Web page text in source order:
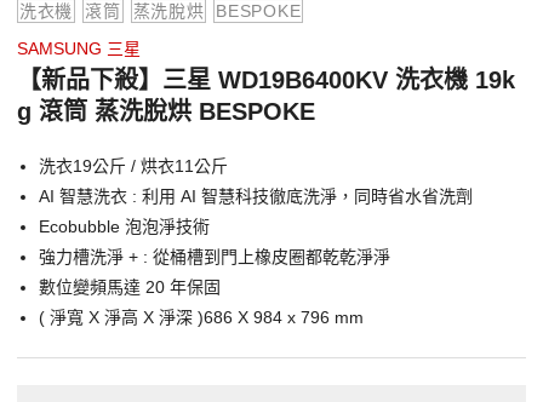
洗衣機 滾筒 蒸洗脫烘
BESPOKE
SAMSUNG 三星
【新品下殺】三星 WD19B6400KV 洗衣機 19k
g 滾筒 蒸洗脫烘 BESPOKE
洗衣19公斤 / 烘衣11公斤
AI 智慧洗衣 : 利用 AI 智慧科技徹底洗淨，同時省水省洗劑
Ecobubble 泡泡淨技術
強力槽洗淨 + : 從桶槽到門上橡皮圈都乾乾淨淨
數位變頻馬達 20 年保固
( 淨寬 X 淨高 X 淨深 )686 X 984 x 796 mm